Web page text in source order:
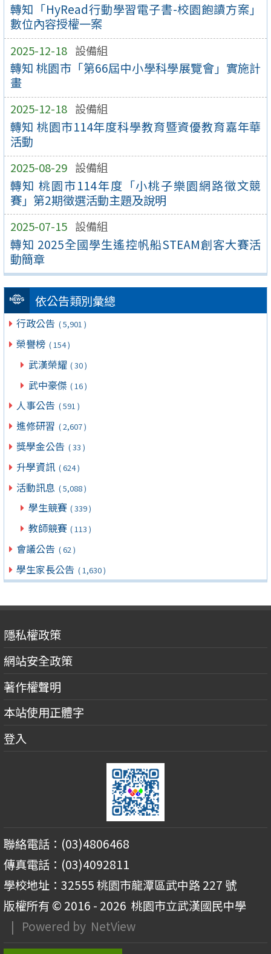
轉知「HyRead行動學習電子書-校園飽讀方案」
數位內容授權一案
2025-12-18 設備組
轉知 桃園市「第66屆中小學科學展覽會」實施計
畫
2025-12-18 設備組
轉知 桃園市114年度科學教育暨資優教育嘉年華
活動
2025-08-29 設備組
轉知 桃園市114年度「小桃子樂園網路徵文競
賽」第2期徵選活動主題及說明
2025-07-15 設備組
轉知 2025全國學生遙控帆船STEAM創客大賽活
動簡章
依公告類別彙總
行政公告 ( 5,901 )
榮譽榜 ( 154 )
武漢榮耀 ( 30 )
武中豪傑 ( 16 )
人事公告 ( 591 )
進修研習 ( 2,607 )
獎學金公告 ( 33 )
升學資訊 ( 624 )
活動訊息 ( 5,088 )
學生競賽 ( 339 )
教師競賽 ( 113 )
會議公告 ( 62 )
學生家長公告 ( 1,630 )
隱私權政策
網站安全政策
著作權聲明
本站使用正體字
登入
聯絡電話：(03)4806468
傳真電話：(03)4092811
學校地址：32555 桃園市龍潭區武中路 227 號
版權所有 © 2016 - 2026 桃園市立武漢國民中學
| Powered by NetView